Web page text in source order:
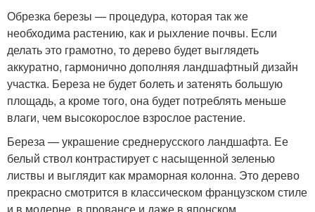
Обрезка березы — процедура, которая так же
необходима растению, как и рыхление почвы. Если
делать это грамотно, то дерево будет выглядеть
аккуратно, гармонично дополняя ландшафтный дизайн
участка. Береза не будет болеть и затенять большую
площадь, а кроме того, она будет потреблять меньше
влаги, чем высокорослое взрослое растение.
Береза — украшение среднерусского ландшафта. Ее
белый ствол контрастирует с насыщенной зеленью
листвы и выглядит как мраморная колонна. Это дерево
прекрасно смотрится в классическом французском стиле